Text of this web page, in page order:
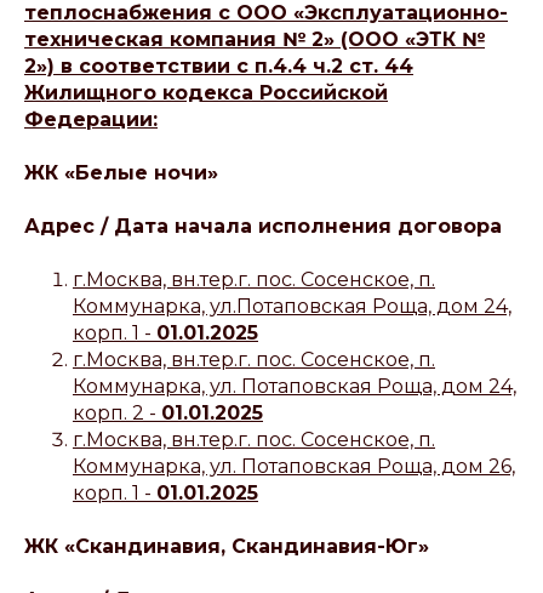
теплоснабжения с ООО «Эксплуатационно-
техническая компания № 2» (ООО «ЭТК №
2») в соответствии с п.4.4 ч.2 ст. 44
Жилищного кодекса Российской
Федерации:
ЖК «Белые ночи»
Адрес / Дата начала исполнения договора
г.Москва, вн.тер.г. пос. Сосенское, п.
Коммунарка, ул.Потаповская Роща, дом 24,
корп. 1 - 01.01.2025
г.Москва, вн.тер.г. пос. Сосенское, п.
Коммунарка, ул. Потаповская Роща, дом 24,
корп. 2 - 01.01.2025
г.Москва, вн.тер.г. пос. Сосенское, п.
Коммунарка, ул. Потаповская Роща, дом 26,
корп. 1 - 01.01.2025
ЖК «Скандинавия, Скандинавия-Юг»